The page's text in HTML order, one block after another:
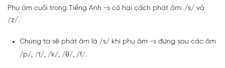
Phụ âm cuối trong Tiếng Anh -s có hai cách phát âm: /s/ và
/z/.
Chúng ta sẽ phát âm là /s/ khi phụ âm -s đứng sau các âm
/p/, /t/, /k/, /θ/, /f/.